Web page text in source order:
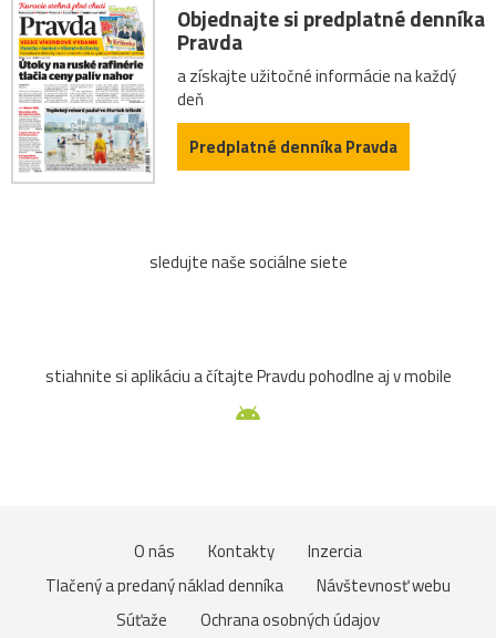
Objednajte si predplatné denníka
Pravda
a získajte užitočné informácie na každý
deň
Predplatné denníka Pravda
sledujte naše sociálne siete
stiahnite si aplikáciu a čítajte Pravdu pohodlne aj v mobile
O nás Kontakty
Inzercia
Tlačený a predaný náklad denníka
Návštevnosť webu
Súťaže
Ochrana osobných údajov